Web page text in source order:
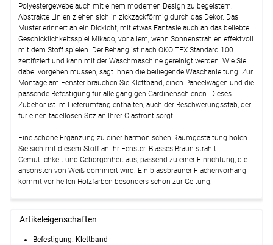
Polyestergewebe auch mit einem modernen Design zu begeistern.
Abstrakte Linien ziehen sich in zickzackförmig durch das Dekor. Das
Muster erinnert an ein Dickicht, mit etwas Fantasie auch an das beliebte
Geschicklichkeitsspiel Mikado, vor allem, wenn Sonnenstrahlen effektvoll
mit dem Stoff spielen. Der Behang ist nach ÖKO TEX Standard 100
zertifiziert und kann mit der Waschmaschine gereinigt werden. Wie Sie
dabei vorgehen müssen, sagt Ihnen die beiliegende Waschanleitung. Zur
Montage am Fenster brauchen Sie Klettband, einen Paneelwagen und die
passende Befestigung für alle gängigen Gardinenschienen. Dieses
Zubehör ist im Lieferumfang enthalten, auch der Beschwerungsstab, der
für einen tadellosen Sitz an Ihrer Glasfront sorgt.
Eine schöne Ergänzung zu einer harmonischen Raumgestaltung holen
Sie sich mit diesem Stoff an Ihr Fenster. Blasses Braun strahlt
Gemütlichkeit und Geborgenheit aus, passend zu einer Einrichtung, die
ansonsten von Weiß dominiert wird. Ein blassbrauner Flächenvorhang
kommt vor hellen Holzfarben besonders schön zur Geltung.
Artikeleigenschaften
Befestigung: Klettband